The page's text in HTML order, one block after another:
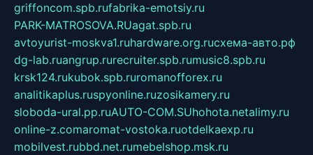
griffoncom.spb.rufabrika-emotsiy.ru
PARK-MATROSOVA.RUagat.spb.ru
avtoyurist-moskva1.ruhardware.org.ruсхема-авто.рф
dg-lab.ruangrup.rurecruiter.spb.rumusic8.spb.ru
krsk124.rukubok.spb.ruromanofforex.ru
analitikaplus.ruspyonline.ruzosikamery.ru
sloboda-ural.pp.ruAUTO-COM.SUhohota.netalimy.ru
online-z.comaromat-vostoka.ruotdelkaexp.ru
mobilvest.rubbd.net.rumebelshop.msk.ru